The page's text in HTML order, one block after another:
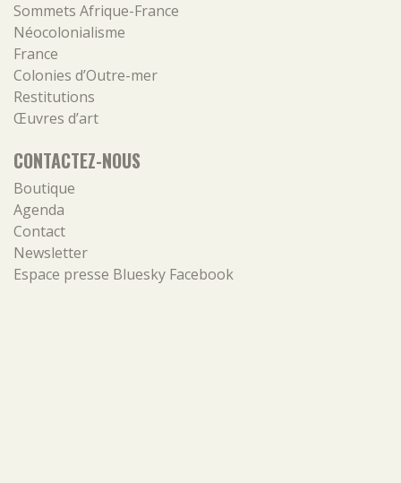
Sommets Afrique-France
Néocolonialisme
France
Colonies d’Outre-mer
Restitutions
Œuvres d’art
CONTACTEZ-NOUS
Boutique
Agenda
Contact
Newsletter
Espace presse Bluesky Facebook